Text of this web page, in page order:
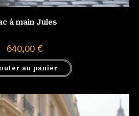
à main Jules
640,00 €
au panier